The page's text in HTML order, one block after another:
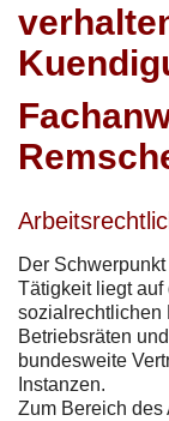
Der
Tätigkeit liegt auf
sozialrechtlichen
Betriebsräten
bundesweite
Instanzen.
Zum Bereich des